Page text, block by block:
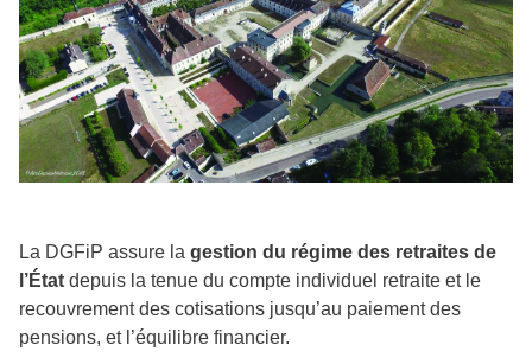
La DGFiP assure la gestion du régime des retraites de
l’État depuis la tenue du compte individuel retraite et le
recouvrement des cotisations jusqu’au paiement des
pensions, et l’équilibre financier.